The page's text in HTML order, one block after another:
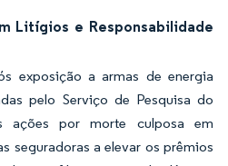
Litígios e Responsabilidade
exposição a armas de energia
pelo Serviço de Pesquisa do
ações por morte culposa em
seguradoras a elevar os prêmios